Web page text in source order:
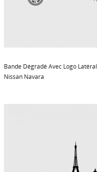
Bande Dégradé Avec Logo Latéral
Nissan Navara